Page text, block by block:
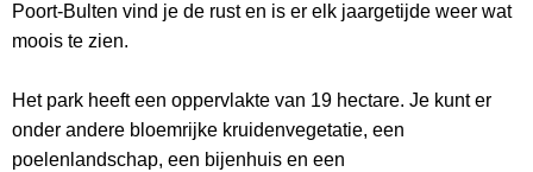
Poort-Bulten vind je de rust en is er elk jaargetijde weer wat
moois te zien.
Het park heeft een oppervlakte van 19 hectare. Je kunt er
onder andere bloemrijke kruidenvegetatie, een
poelenlandschap, een bijenhuis en een